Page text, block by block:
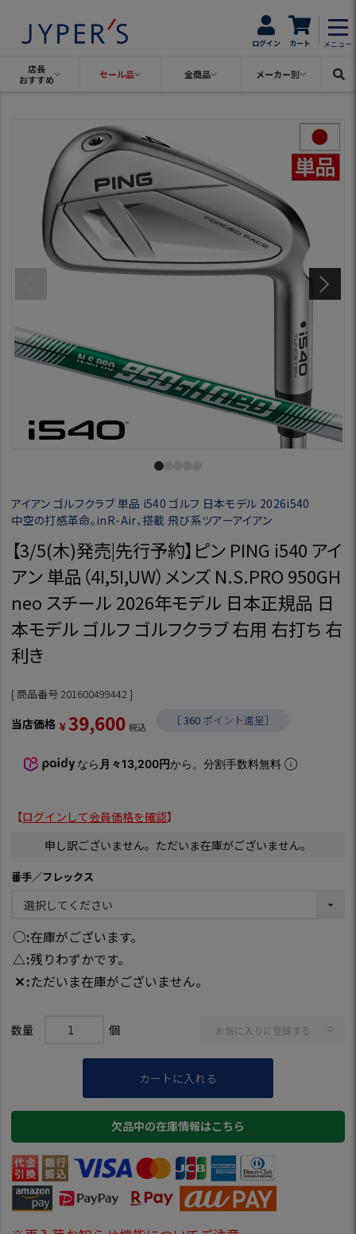
ログイン カート メニュー
店長
おすすめ
セール品 全商品 メーカー別
アイアン ゴルフクラブ 単品 i540 ゴルフ 日本モデル 2026i540
中空の打感革命。inR-Air、搭載 飛び系ツアーアイアン
【3/5(木)発売|先行予約】ピン PING i540 アイ
アン 単品（4I,5I,UW）メンズ N.S.PRO 950GH
neo スチール 2026年モデル 日本正規品 日
本モデル ゴルフ ゴルフクラブ 右用 右打ち 右
利き
商品番号 201600499442
当店価格 ¥39,600 税込 ［360 ポイント進呈］
なら 月々13,200円から。分割手数料無料
【ログインして会員価格を確認】
申し訳ございません。ただいま在庫がございません。
番手／フレックス
○ 在庫がございます。
△ 残りわずかです。
✕ ただいま在庫がございません。
お気に入りに登録する
カートに入れる
欠品中の在庫情報はこちら